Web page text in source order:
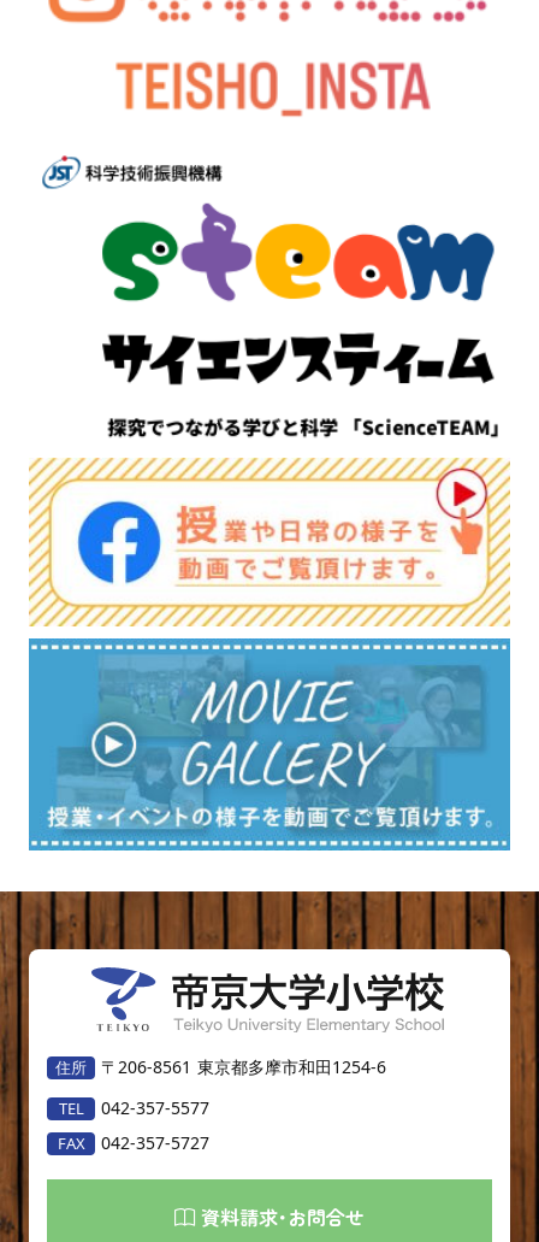
〒206-8561 東京都多摩市和田1254-6
042-357-5577
042-357-5727
資料請求･お問合せ